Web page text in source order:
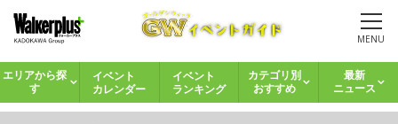
MENU
エリアから探
す
イベント
カレンダー
イベント
ランキング
カテゴリ別
おすすめ
最新
ニュース